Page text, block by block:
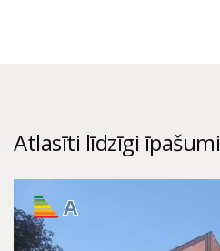
Atlasīti līdzīgi īpašumi
A